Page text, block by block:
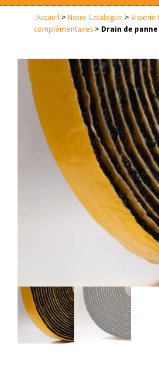
Accueil> Notre Catalogue > Visserie
complémentaires> Drain de